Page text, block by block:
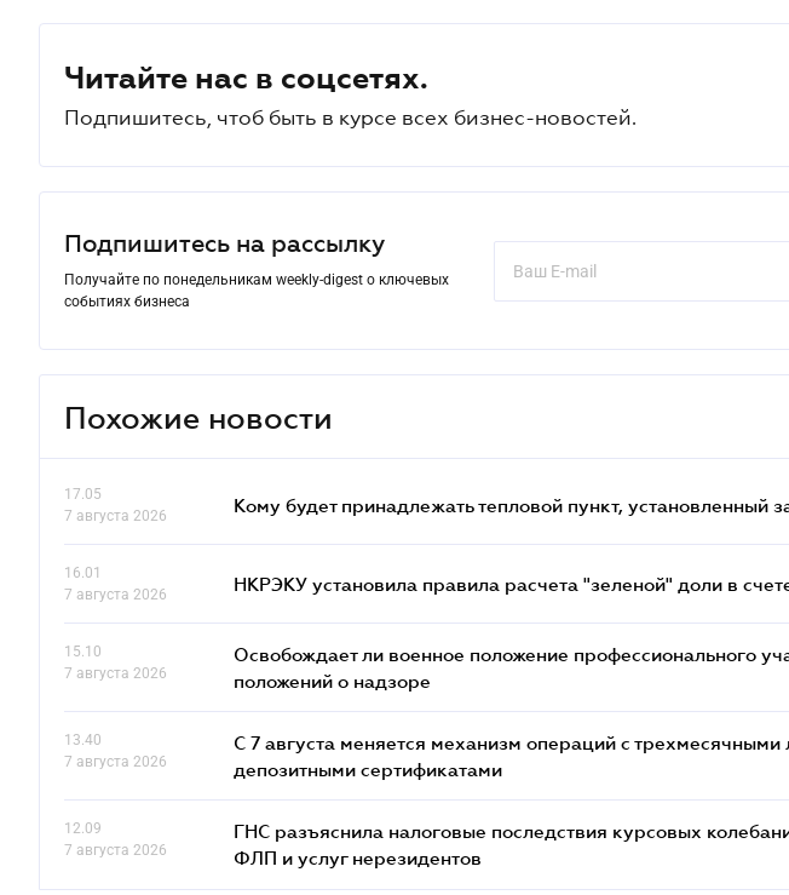
Читайте нас в соцсетях.
Подпишитесь, чтоб быть в курсе всех бизнес-новостей.
Подпишитесь на рассылку
Получайте по понедельникам weekly-digest о ключевых
событиях бизнеса
Похожие новости
17.05
7 августа 2026
Кому будет принадлежать тепловой пункт, установленный
16.01
7 августа 2026
НКРЭКУ установила правила расчета "зеленой" доли в
15.10
7 августа 2026
Освобождает ли военное положение профессионального
положений о надзоре
13.40
7 августа 2026
С 7 августа меняется механизм операций с
депозитными сертификатами
12.09
7 августа 2026
ГНС разъяснила налоговые последствия курсовых
ФЛП и услуг нерезидентов